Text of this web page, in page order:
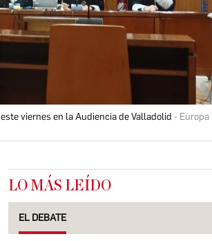
viernes en la Audiencia de Valladolid
Europa
LO MÁS LEÍDO
EL DEBATE